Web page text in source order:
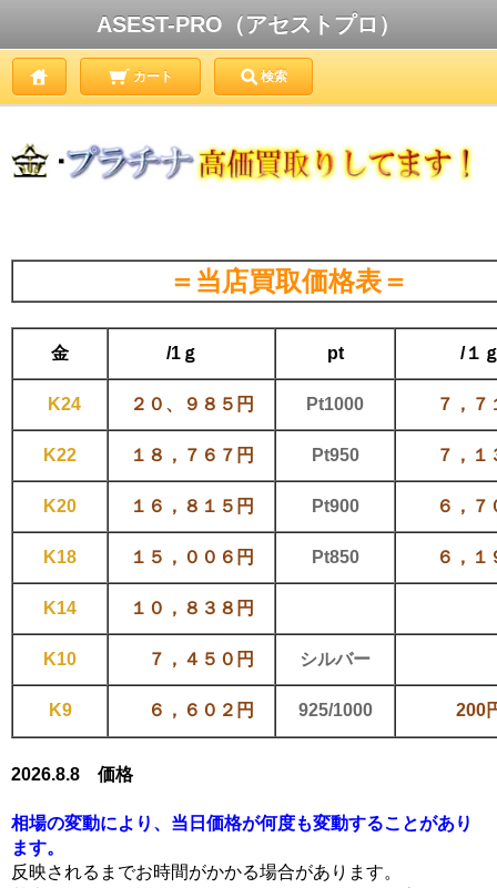
ASEST-PRO（アセストプロ）
カート 検索
＝当店買取価格表＝
金 /1ｇ pt /１
K24 ２０、９８５円 Pt1000 ７，７
K22 １８，７６７円 Pt950 ７，１
K20 １６，８１５円 Pt900 ６，７
K18 １５，００６円 Pt850 ６，１
K14 １０，８３８ 円
K10 ７，４５０円 シルバー
K9 ６，６０２円 925/1000 200
2026.8.8 価格
相場の変動により、当日価格が何度も変動することがあり
ます。
反映されるまでお時間がかかる場合があります。